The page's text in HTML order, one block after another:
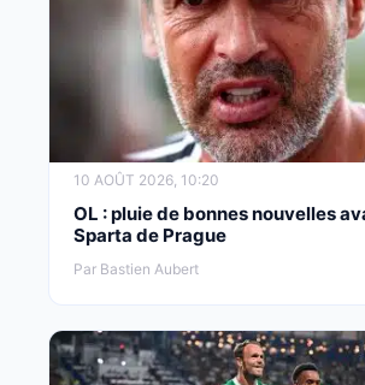
10 AOÛT 2026, 10:20
OL : pluie de bonnes nouvelles
Sparta de Prague
Par Bastien Aubert